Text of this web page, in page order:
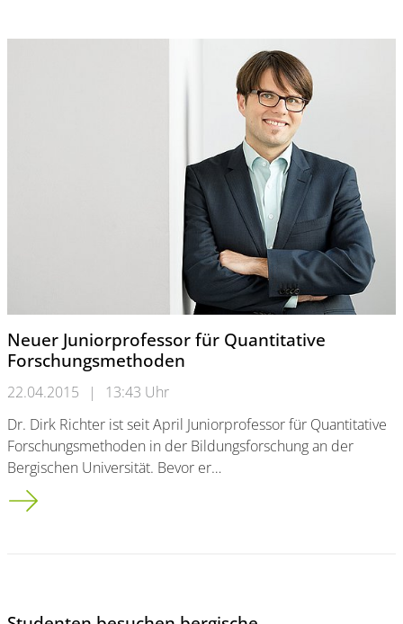
Neuer Juniorprofessor für Quantitative
Forschungsmethoden
22.04.2015 |
13:43 Uhr
Dr. Dirk Richter ist seit April Juniorprofessor für Quantitative
Forschungsmethoden in der Bildungsforschung an der
Bergischen Universität. Bevor er…
Neuer Juniorprofessor für Quantitative Forschungsmethoden